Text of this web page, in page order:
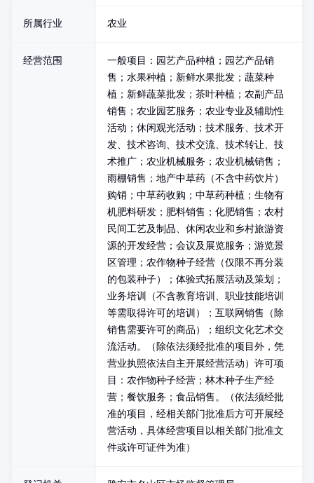
所属行业 农业
经营范围
一般项目：园艺产品种植；园艺产品销
售；水果种植；新鲜水果批发；蔬菜种
植；新鲜蔬菜批发；茶叶种植；农副产品
销售；农业园艺服务；农业专业及辅助性
活动；休闲观光活动；技术服务、技术开
发、技术咨询、技术交流、技术转让、技
术推广；农业机械服务；农业机械销售；
雨棚销售；地产中草药（不含中药饮片）
购销；中草药收购；中草药种植；生物有
机肥料研发；肥料销售；化肥销售；农村
民间工艺及制品、休闲农业和乡村旅游资
源的开发经营；会议及展览服务；游览景
区管理；农作物种子经营（仅限不再分装
的包装种子）；体验式拓展活动及策划；
业务培训（不含教育培训、职业技能培训
等需取得许可的培训）；互联网销售（除
销售需要许可的商品）；组织文化艺术交
流活动。（除依法须经批准的项目外，凭
营业执照依法自主开展经营活动）许可项
目：农作物种子经营；林木种子生产经
营；餐饮服务；食品销售。（依法须经批
准的项目，经相关部门批准后方可开展经
营活动，具体经营项目以相关部门批准文
件或许可证件为准）